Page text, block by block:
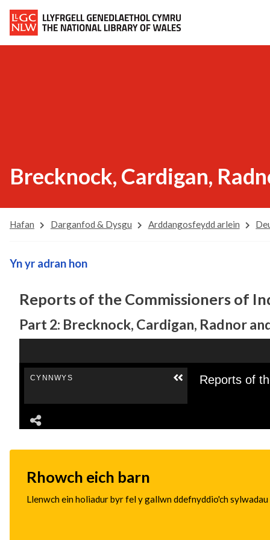
Brecknock, Cardigan,
Hafan Darganfod & Dysgu Arddangosfeydd arlein
Reports of the Commissioners of
Part 2: Brecknock, Cardigan, Radnor
Yn yr adran hon
Rhowch eich barn
Llenwch ein holiadur byr fel y gallwn ddefnyddio'ch